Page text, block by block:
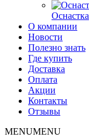
Оснастка
О компании
Новости
Полезно знать
Где купить
Доставка
Оплата
Акции
Контакты
Отзывы
MENUMENU